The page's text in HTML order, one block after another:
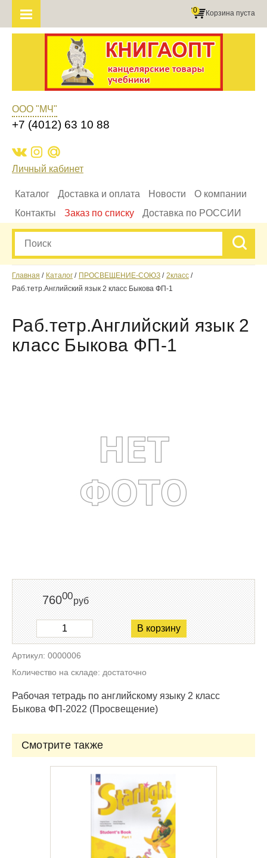
Корзина пуста
0
ООО "МЧ"
+7 (4012) 63 10 88
Личный кабинет
Каталог Доставка и оплата Новости
О компании
Контакты
Заказ по списку Доставка по РОССИИ
Главная Каталог ПРОСВЕЩЕНИЕ-СОЮЗ
2класс
Раб.тетр.Английский язык 2 класс Быкова ФП-1
Раб.тетр.Английский язык 2
класс Быкова ФП-1
76000руб
В корзину
Артикул: 0000006
Количество на складе: достаточно
Рабочая тетрадь по английскому языку 2 класс
Быкова ФП-2022 (Просвещение)
Смотрите также